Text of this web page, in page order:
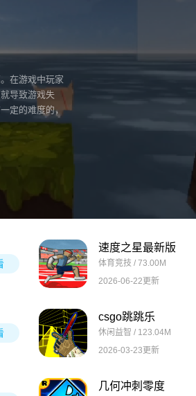
在游戏中玩家
导致游戏失
定的难度的，
速度之星最新版
体育竞技 / 73.00M
2026-06-22更新
csgo跳跳乐
休闲益智 / 123.04M
2026-03-23更新
几何冲刺零度